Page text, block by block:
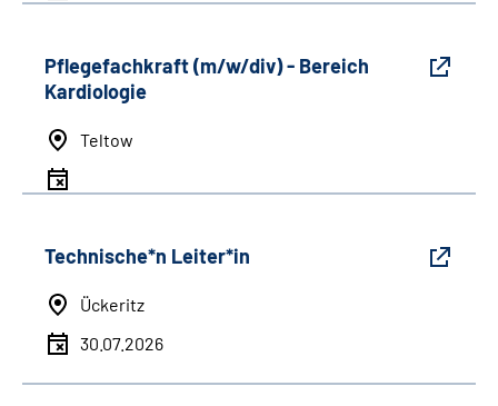
Pflegefachkraft (m/w/div) - Bereich
Kardiologie
Teltow
Technische*n Leiter*in
Ückeritz
30.07.2026